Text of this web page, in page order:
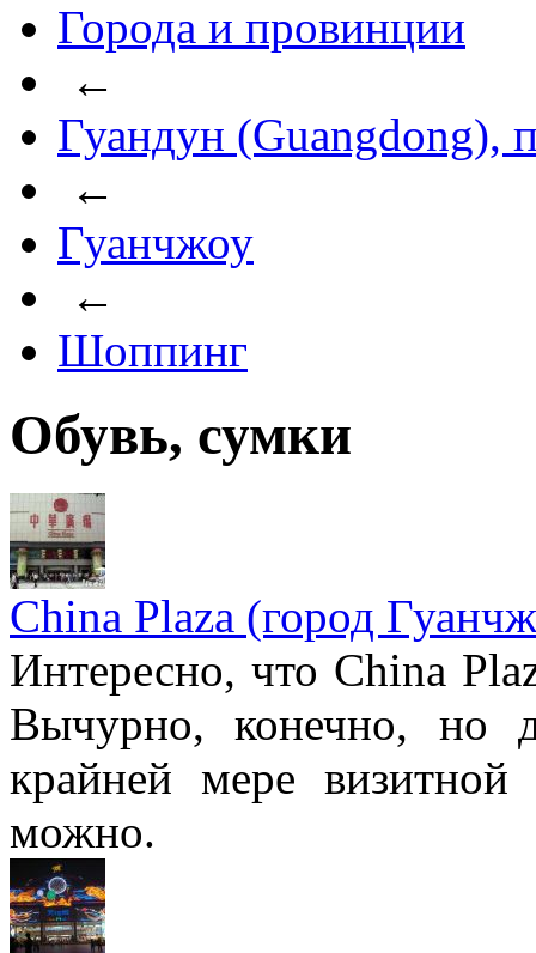
Города и провинции
←
Гуандун (Guangdong),
←
Гуанчжоу
←
Шоппинг
Обувь, сумки
China Plaza (город
Интересно, что China
Вычурно, конечно, но
крайней мере визитной
можно.